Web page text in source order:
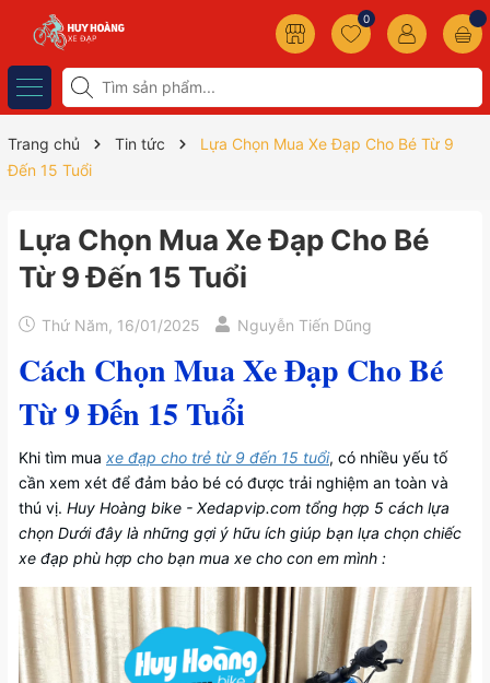
0
Trang chủ Tin tức
Lựa Chọn Mua Xe Đạp Cho Bé Từ 9
Đến 15 Tuổi
Lựa Chọn Mua Xe Đạp Cho Bé
Từ 9 Đến 15 Tuổi
Thứ Năm, 16/01/2025 Nguyễn Tiến Dũng
Cách Chọn Mua Xe Đạp Cho Bé
Từ 9 Đến 15 Tuổi
Khi tìm mua xe đạp cho trẻ từ 9 đến 15 tuổi, có nhiều yếu tố
cần xem xét để đảm bảo bé có được trải nghiệm an toàn và
thú vị. Huy Hoàng bike - Xedapvip.com tổng hợp 5 cách lựa
chọn Dưới đây là những gợi ý hữu ích giúp bạn lựa chọn chiếc
xe đạp phù hợp cho bạn mua xe cho con em mình :